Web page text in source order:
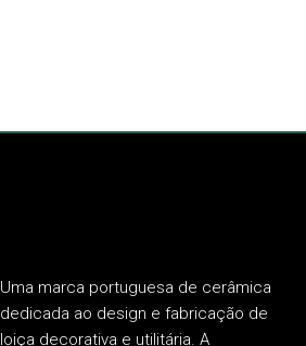
Uma marca portuguesa de cerâmica
dedicada ao design e fabricação de
loiça decorativa e utilitária. A